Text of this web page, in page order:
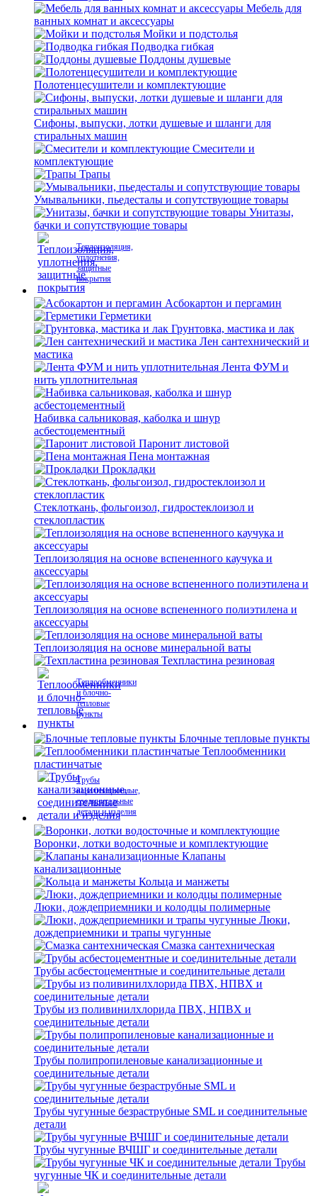
Мебель для
ванных комнат и аксессуары
Мойки и подстолья
Подводка гибкая
Поддоны душевые
Полотенцесушители и комплектующие
Сифоны, выпуски, лотки душевые и шланги для
стиральных машин
Смесители и
комплектующие
Трапы
Умывальники, пьедесталы и сопутствующие товары
Унитазы,
бачки и сопутствующие товары
Теплоизоляция,
уплотнения,
защитные
покрытия
Асбокартон и пергамин
Герметики
Грунтовка, мастика и лак
Лен сантехнический и
мастика
Лента ФУМ и
нить уплотнительная
Набивка сальниковая, каболка и шнур
асбестоцементный
Паронит листовой
Пена монтажная
Прокладки
Стеклоткань, фольгоизол, гидростеклоизол и
стеклопластик
Теплоизоляция на основе вспененного каучука и
аксессуары
Теплоизоляция на основе вспененного полиэтилена и
аксессуары
Теплоизоляция на основе минеральной ваты
Техпластина резиновая
Теплообменники
и блочно-
тепловые
пункты
Блочные тепловые пункты
Теплообменники
пластинчатые
Трубы
канализационные,
соединительные
детали и изделия
Воронки, лотки водосточные и комплектующие
Клапаны
канализационные
Кольца и манжеты
Люки, дождеприемники и колодцы полимерные
Люки,
дождеприемники и трапы чугунные
Смазка сантехническая
Трубы асбестоцементные и соединительные детали
Трубы из поливинилхлорида ПВХ, НПВХ и
соединительные детали
Трубы полипропиленовые канализационные и
соединительные детали
Трубы чугунные безраструбные SML и соединительные
детали
Трубы чугунные ВЧШГ и соединительные детали
Трубы
чугунные ЧК и соединительные детали